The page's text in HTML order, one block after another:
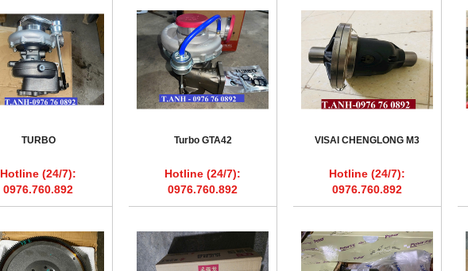
TURBO
Hotline (24/7):
0976.760.892
Turbo GTA42
Hotline (24/7):
0976.760.892
VISAI CHENGLONG M3
Hotline (24/7):
0976.760.892